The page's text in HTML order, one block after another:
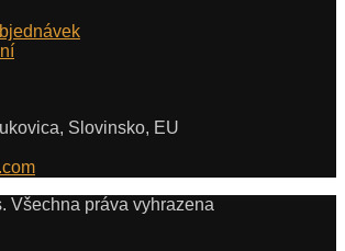
Slovinsko, EU
Všechna práva vyhrazena